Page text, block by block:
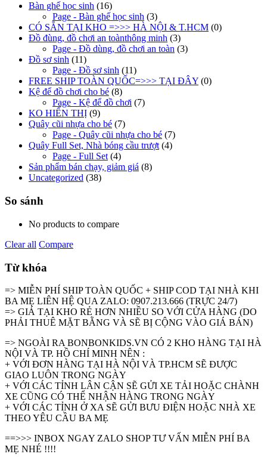
Bàn ghế học sinh (16)
Page - Bàn ghế học sinh (3)
CÓ SẴN TẠI KHO =>>> HÀ NỘI & T.HCM (0)
Đồ đùng, đồ chơi an toànthông minh (3)
Page - Đồ dùng, đồ chơi an toàn (3)
Đồ sơ sinh (11)
Page - Đồ sơ sinh (11)
FREE SHIP TOÀN QUỐC=>>> TẠI ĐÂY (0)
Kệ để đồ chơi cho bé (8)
Page - Kệ để đồ chơi (7)
KO HIỂN THỊ (9)
Quây cũi nhựa cho bé (7)
Page - Quây cũi nhựa cho bé (7)
Quây Full Set, Nhà bóng cầu trượt (4)
Page - Full Set (4)
Sản phẩm bán chạy, giảm giá (8)
Uncategorized (38)
So sánh
No products to compare
Clear all Compare
Từ khóa
=> MIỄN PHÍ SHIP TOÀN QUỐC + SHIP COD TẠI NHÀ KHI
BA MẸ LIÊN HỆ QUA ZALO: 0907.213.666 (TRỰC 24/7)
=> GIÁ TẠI KHO RẺ HƠN NHIỀU SO VỚI CỬA HÀNG (DO
PHẢI THUÊ MẶT BẰNG VÀ SẼ BỊ CỘNG VÀO GIÁ BÁN)
=> NGOÀI RA BONBONKIDS.VN CÓ 2 KHO HÀNG TẠI HÀ
NỘI VÀ TP. HỒ CHÍ MINH NÊN :
+ VỚI ĐƠN HÀNG TẠI HÀ NỘI VÀ TP.HCM SẼ ĐƯỢC
GIAO LUÔN TRONG NGÀY
+ VỚI CÁC TỈNH LÂN CẬN SẼ GỬI XE TẢI HOẶC CHÀNH
XE CŨNG CÓ THỂ NHẬN HÀNG TRONG NGÀY
+ VỚI CÁC TỈNH Ở XA SẼ GỬI BƯU ĐIỆN HOẶC NHÀ XE
THEO YÊU CẦU BA MẸ
==>>> INBOX NGAY ZALO SHOP TƯ VẤN MIỄN PHÍ BA
MẸ NHÉ !!!!